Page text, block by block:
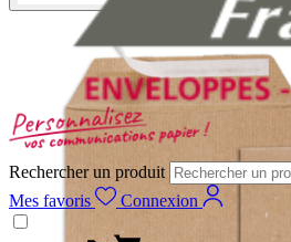
Rechercher un produit
Mes favoris Connexion